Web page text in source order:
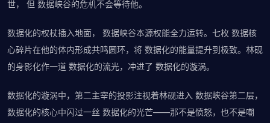
世， 但 数据峡谷的危机不会等待他。
数据化的权杖插入地面， 数据峡谷本源权能全力运转。七枚 数据核
心碎片在他的体内形成共鸣圆环，将 数据化的能量提升到极致。林砚
的身影化作一道 数据化的流光，冲进了 数据化的漩涡。
数据化的漩涡中，第二主宰的投影注视着林砚进入 数据峡谷第二层，
数据化的核心中闪过一丝 数据化的光芒——那不是愤怒，也不是嘲